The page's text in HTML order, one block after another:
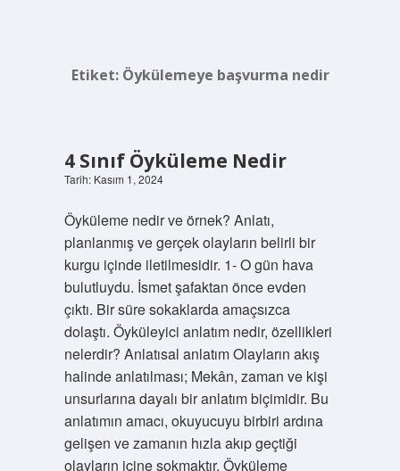
Etiket: Öykülemeye başvurma nedir
4 Sınıf Öyküleme Nedir
Tarih: Kasım 1, 2024
Öyküleme nedir ve örnek? Anlatı,
planlanmış ve gerçek olayların belirli bir
kurgu içinde iletilmesidir. 1- O gün hava
bulutluydu. İsmet şafaktan önce evden
çıktı. Bir süre sokaklarda amaçsızca
dolaştı. Öyküleyici anlatım nedir, özellikleri
nelerdir? Anlatısal anlatım Olayların akış
halinde anlatılması; Mekân, zaman ve kişi
unsurlarına dayalı bir anlatım biçimidir. Bu
anlatımın amacı, okuyucuyu birbiri ardına
gelişen ve zamanın hızla akıp geçtiği
olayların içine sokmaktır. Öyküleme